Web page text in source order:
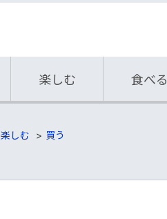
楽しむ 食べる
楽しむ 買う